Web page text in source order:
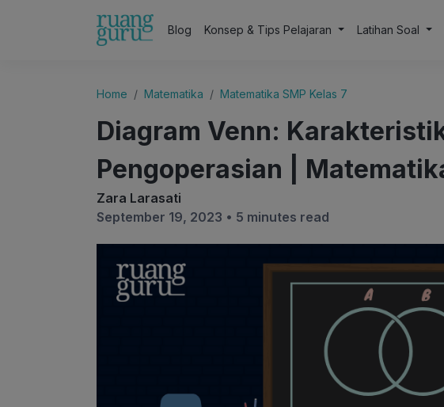
Blog Konsep & Tips Pelajaran Latihan Soal
Home Matematika Matematika SMP Kelas 7
Diagram Venn:
Pengoperasian |
Zara Larasati
September 19, 2023 • 5 minutes read